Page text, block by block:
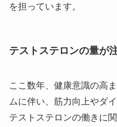
を担っています。
テストステロンの量が
ここ数年、健康意識の高
ムに伴い、筋力向上やダ
テストステロンの働きに